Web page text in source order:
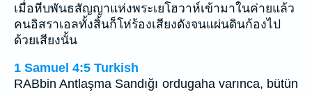
เมื่อหีบพันธสัญญาแห่งพระเยโฮวาห์เข้ามาในค่ายแล้ว
คนอิสราเอลทั้งสิ้นก็โห่ร้องเสียงดังจนแผ่นดินก้องไป
ด้วยเสียงนั้น
1 Samuel 4:5 Turkish
RABbin Antlaşma Sandığı ordugaha varınca, bütün